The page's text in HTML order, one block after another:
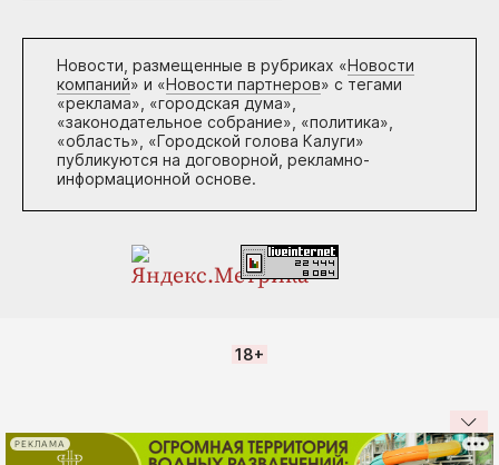
Новости, размещенные в рубриках «Новости
компаний» и «Новости партнеров» с тегами
«реклама», «городская дума»,
«законодательное собрание», «политика»,
«область», «Городской голова Калуги»
публикуются на договорной, рекламно-
информационной основе.
18+
РЕКЛАМА